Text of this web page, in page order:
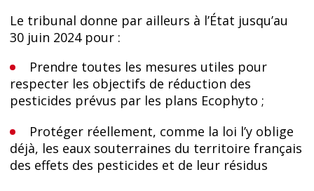
Le tribunal donne par ailleurs à l’État jusqu’au
30 juin 2024 pour :
Prendre toutes les mesures utiles pour
respecter les objectifs de réduction des
pesticides prévus par les plans Ecophyto ;
Protéger réellement, comme la loi l’y oblige
déjà, les eaux souterraines du territoire français
des effets des pesticides et de leur résidus